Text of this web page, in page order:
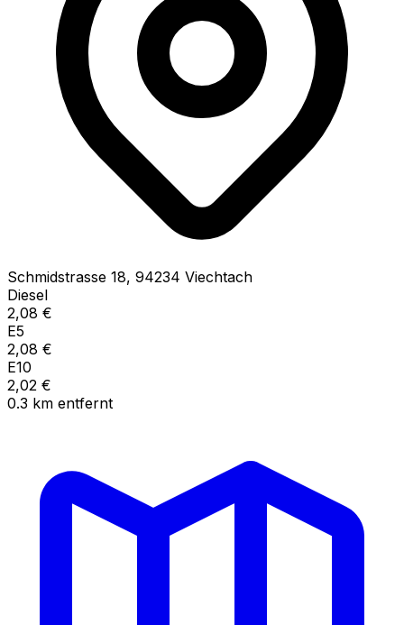
Schmidstrasse 18, 94234 Viechtach
Diesel
2,08 €
E5
2,08 €
E10
2,02 €
0.3 km entfernt